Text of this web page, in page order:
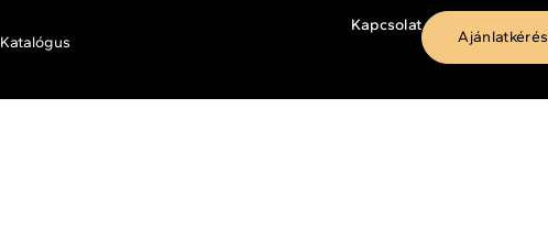
Katalógus
Kapcsolat
Ajánlatkérés